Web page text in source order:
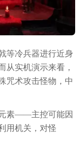
等冷兵器进行近身
从实机演示来看，
咒术攻击怪物，中
素——主控可能因
用机关，对怪